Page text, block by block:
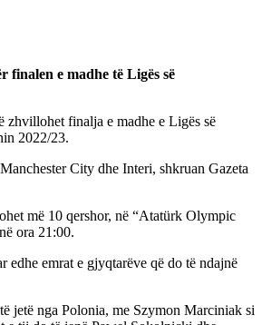
finalen e madhe të Ligës së
zhvillohet finalja e madhe e Ligës së
2022/23.
City dhe Interi, shkruan Gazeta
më 10 qershor, në “Atatürk Olympic
ora 21:00.
edhe emrat e gjyqtarëve që do të ndajnë
jetë nga Polonia, me Szymon Marciniak si